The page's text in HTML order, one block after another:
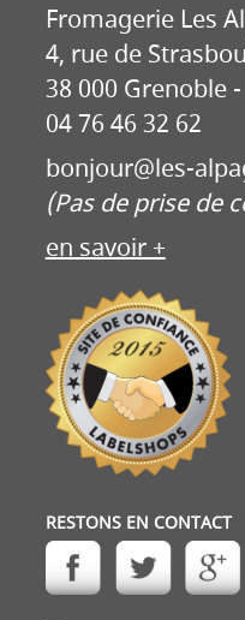
Fromagerie Les
4, rue de
38 000 Grenoble -
04 76 46 32 62
bonjour@les-
(Pas de prise de
en savoir +
RESTONS EN CONTACT